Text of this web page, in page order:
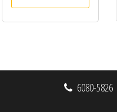
6080-5826